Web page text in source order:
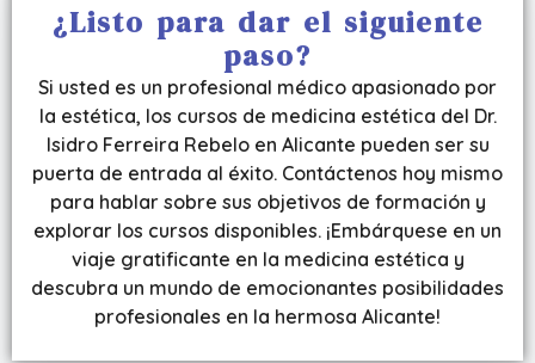
¿Listo para dar el siguiente
paso?
Si usted es un profesional médico apasionado por
la estética, los cursos de medicina estética del Dr.
Isidro Ferreira Rebelo en Alicante pueden ser su
puerta de entrada al éxito. Contáctenos hoy mismo
para hablar sobre sus objetivos de formación y
explorar los cursos disponibles. ¡Embárquese en un
viaje gratificante en la medicina estética y
descubra un mundo de emocionantes posibilidades
profesionales en la hermosa Alicante!